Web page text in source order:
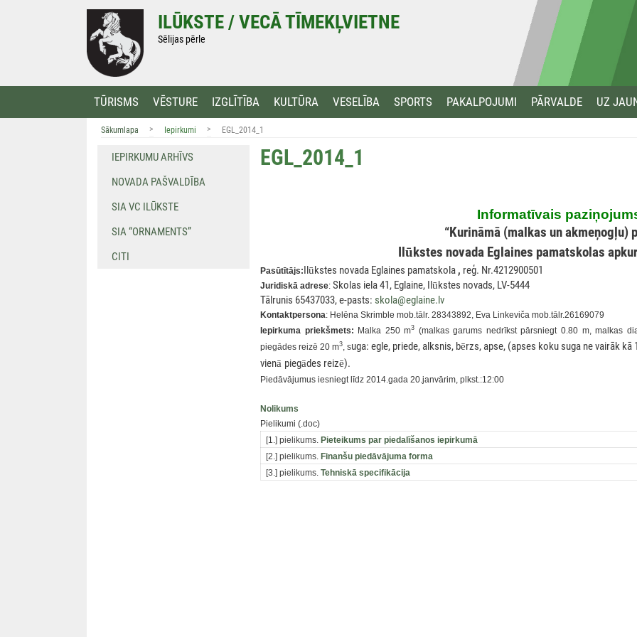
ILŪKSTE / VECĀ TĪMEKĻVIETNE
Sēlijas pērle
TŪRISMS VĒSTURE IZGLĪTĪBA KULTŪRA VESELĪBA SPORTS PAKALPOJUMI PĀRVALDE UZ
Sākumlapa > Iepirkumi > EGL_2014_1
EGL_2014_1
Informatīvais
“Kurināmā (malkas un akmeņogļu)
ūkstes novada Eglaines pamatskolas
Pasūtītājs:Ilūkstes novada Eglaines pamatskola , reģ. Nr.4212900501
Juridiskā adrese: Skolas iela 41, Eglaine, Ilūkstes novads, LV-5444
Tālrunis 65437033, e-pasts: skola@eglaine.lv
Kontaktpersona: Helēna Skrimble mob.tālr. 28343892, Eva Linkeviča mob.tālr.26169079
Iepirkuma priekšmets: Malka 250 m3 (malkas garums nedrīkst pārsniegt 0.80 m, malkas
piegādes reizē 20 m3 , suga: egle, priede, alksnis, bērzs, apse, (apses koku suga ne vairāk kā
vienā piegādes reizē).
Piedāvājumus iesniegt līdz 2014.gada 20.janvārim, plkst.:12:00
Nolikums
Pielikumi (.doc)
[1.] pielikums.Pieteikums par piedalīšanos iepirkumā
[2.] pielikums.Finanšu piedāvājuma forma
[3.] pielikums.Tehniskā specifikācija
IEPIRKUMU ARHĪVS
NOVADA PAŠVALDĪBA
SIA VC ILŪKSTE
SIA “ORNAMENTS”
CITI